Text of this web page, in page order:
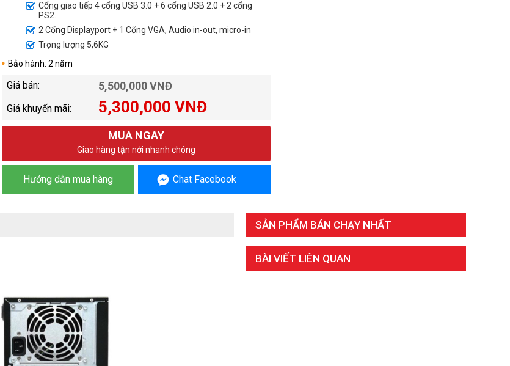
Cổng giao tiếp 4 cổng USB 3.0 + 6 cổng USB 2.0 + 2 cổng
PS2.
2 Cổng Displayport + 1 Cổng VGA, Audio in-out, micro-in
Trọng lượng 5,6KG
Bảo hành: 2 năm
Giá bán: 5,500,000 VNĐ
Giá khuyến mãi: 5,300,000 VNĐ
MUA NGAY
Giao hàng tận nới nhanh chóng
Hướng dẫn mua hàng Chat Facebook
SẢN PHẨM BÁN CHẠY NHẤT
BÀI VIẾT LIÊN QUAN